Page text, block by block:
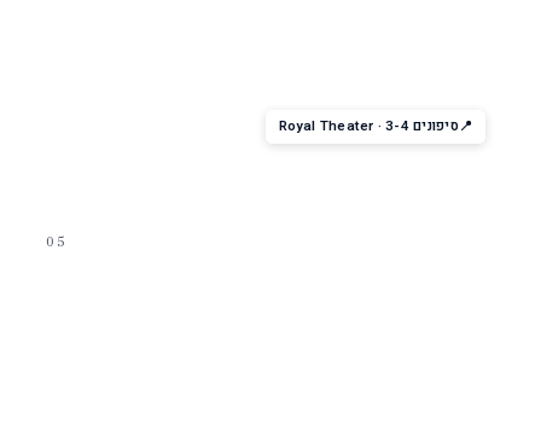
סיפונים 3-4 · Royal Theater
05